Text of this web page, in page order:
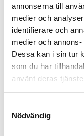
annonserna till
medier och
identifierare och
medier och
Dessa kan i sin tur
som du har
använt deras
Nödvändig
borde välja